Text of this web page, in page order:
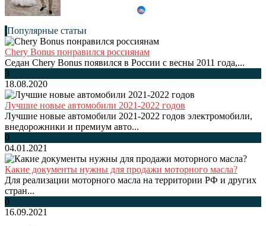
Популярные статьи
Chery Bonus понравился россиянам
Седан Chery Bonus появился в России с весны 2011 года,...
3
18.08.2020
Лучшие новые автомобили 2021-2022 годов
Лучшие новые автомобили 2021-2022 годов электромобили,
внедорожники и премиум авто...
0
04.01.2021
Какие документы нужны для продажи моторного масла?
Для реализации моторного масла на территории РФ и других
стран...
0
16.09.2021